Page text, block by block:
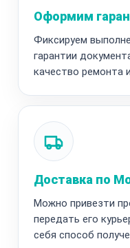
Оформим
Фиксируем
гарантии
качество ремонта
Доставка по
Можно привезти
передать его
себя способ